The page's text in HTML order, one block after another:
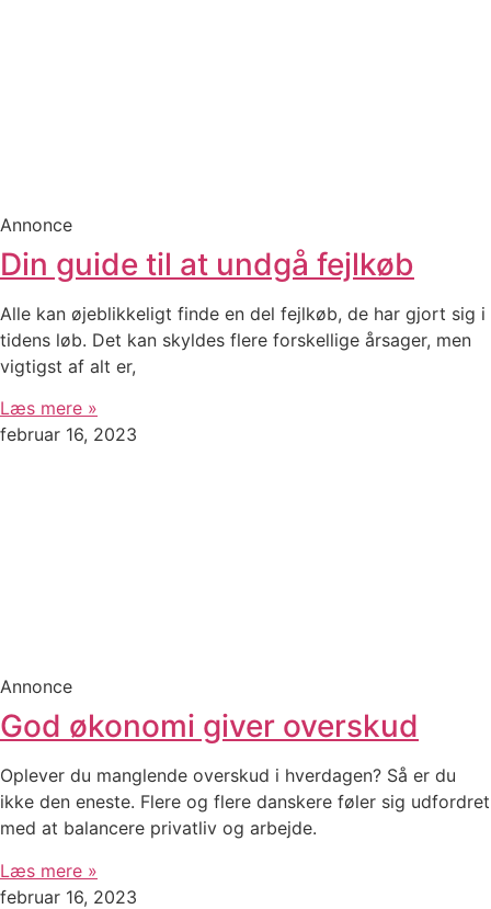
Annonce
Din guide til at undgå fejlkøb
Alle kan øjeblikkeligt finde en del fejlkøb, de har gjort sig i
tidens løb. Det kan skyldes flere forskellige årsager, men
vigtigst af alt er,
Læs mere »
februar 16, 2023
Annonce
God økonomi giver overskud
Oplever du manglende overskud i hverdagen? Så er du
ikke den eneste. Flere og flere danskere føler sig udfordret
med at balancere privatliv og arbejde.
Læs mere »
februar 16, 2023